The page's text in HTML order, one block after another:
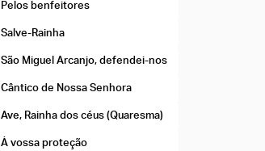
Pelos benfeitores
Salve-Rainha
São Miguel Arcanjo, defendei-nos
Cântico de Nossa Senhora
Ave, Rainha dos céus (Quaresma)
À vossa proteção